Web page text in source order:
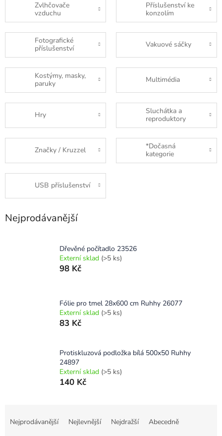
Zvlhčovače
vzduchu
Příslušenství ke
konzolím
Fotografické
příslušenství
Vakuové sáčky
Kostýmy, masky,
paruky
Multimédia
Hry
Sluchátka a
reproduktory
Značky / Kruzzel
*Dočasná
kategorie
USB příslušenství
Nejprodávanější
Dřevěné počítadlo 23526
Externí sklad (>5 ks)
98 Kč
Fólie pro tmel 28x600 cm Ruhhy 26077
Externí sklad (>5 ks)
83 Kč
Protiskluzová podložka bílá 500x50 Ruhhy
24897
Externí sklad (>5 ks)
140 Kč
Nejprodávanější Nejlevnější Nejdražší Abecedně